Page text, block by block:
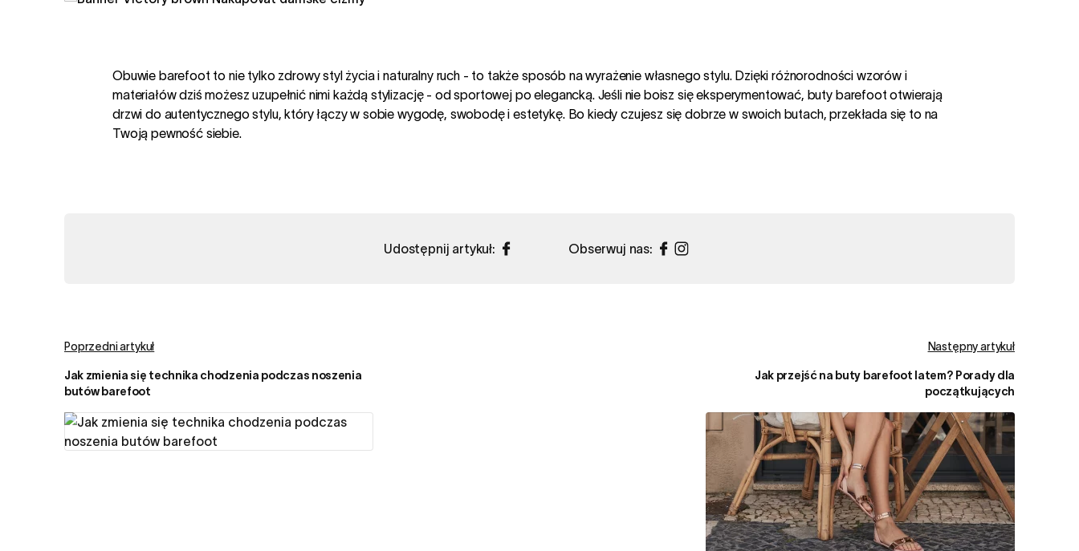
Obuwie barefoot to nie tylko zdrowy styl życia i naturalny ruch - to także sposób na wyrażenie własnego stylu. Dzięki różnorodności wzorów i
materiałów dziś możesz uzupełnić nimi każdą stylizację - od sportowej po elegancką. Jeśli nie boisz się eksperymentować, buty barefoot otwierają
drzwi do autentycznego stylu, który łączy w sobie wygodę, swobodę i estetykę. Bo kiedy czujesz się dobrze w swoich butach, przekłada się to na
Twoją pewność siebie.
Udostępnij artykuł: Obserwuj nas:
Poprzedni artykuł
Jak zmienia się technika chodzenia podczas noszenia
butów barefoot
Następny artykuł
Jak przejść na buty barefoot latem? Porady dla
początkujących